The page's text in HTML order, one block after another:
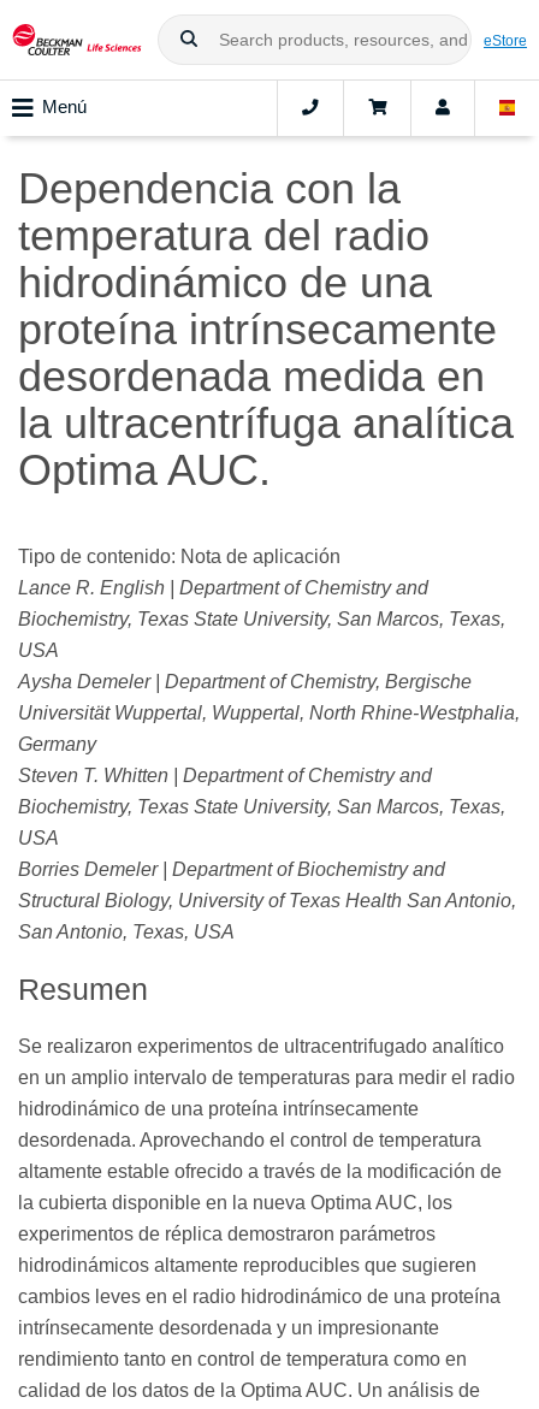
eStore
Menú
Dependencia con la
temperatura del radio
hidrodinámico de una
proteína intrínsecamente
desordenada medida en
la ultracentrífuga analítica
Optima AUC.
Tipo de contenido: Nota de aplicación
Lance R. English | Department of Chemistry and
Biochemistry, Texas State University, San Marcos, Texas,
USA
Aysha Demeler | Department of Chemistry, Bergische
Universität Wuppertal, Wuppertal, North Rhine-Westphalia,
Germany
Steven T. Whitten | Department of Chemistry and
Biochemistry, Texas State University, San Marcos, Texas,
USA
Borries Demeler | Department of Biochemistry and
Structural Biology, University of Texas Health San Antonio,
San Antonio, Texas, USA
Resumen
Se realizaron experimentos de ultracentrifugado analítico
en un amplio intervalo de temperaturas para medir el radio
hidrodinámico de una proteína intrínsecamente
desordenada. Aprovechando el control de temperatura
altamente estable ofrecido a través de la modificación de
la cubierta disponible en la nueva Optima AUC, los
experimentos de réplica demostraron parámetros
hidrodinámicos altamente reproducibles que sugieren
cambios leves en el radio hidrodinámico de una proteína
intrínsecamente desordenada y un impresionante
rendimiento tanto en control de temperatura como en
calidad de los datos de la Optima AUC. Un análisis de